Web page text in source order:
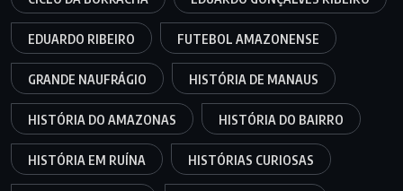
EDUARDO RIBEIRO FUTEBOL AMAZONENSE
GRANDE NAUFRÁGIO HISTÓRIA DE MANAUS
HISTÓRIA DO AMAZONAS HISTÓRIA DO BAIRRO
HISTÓRIA EM RUÍNA HISTÓRIAS CURIOSAS